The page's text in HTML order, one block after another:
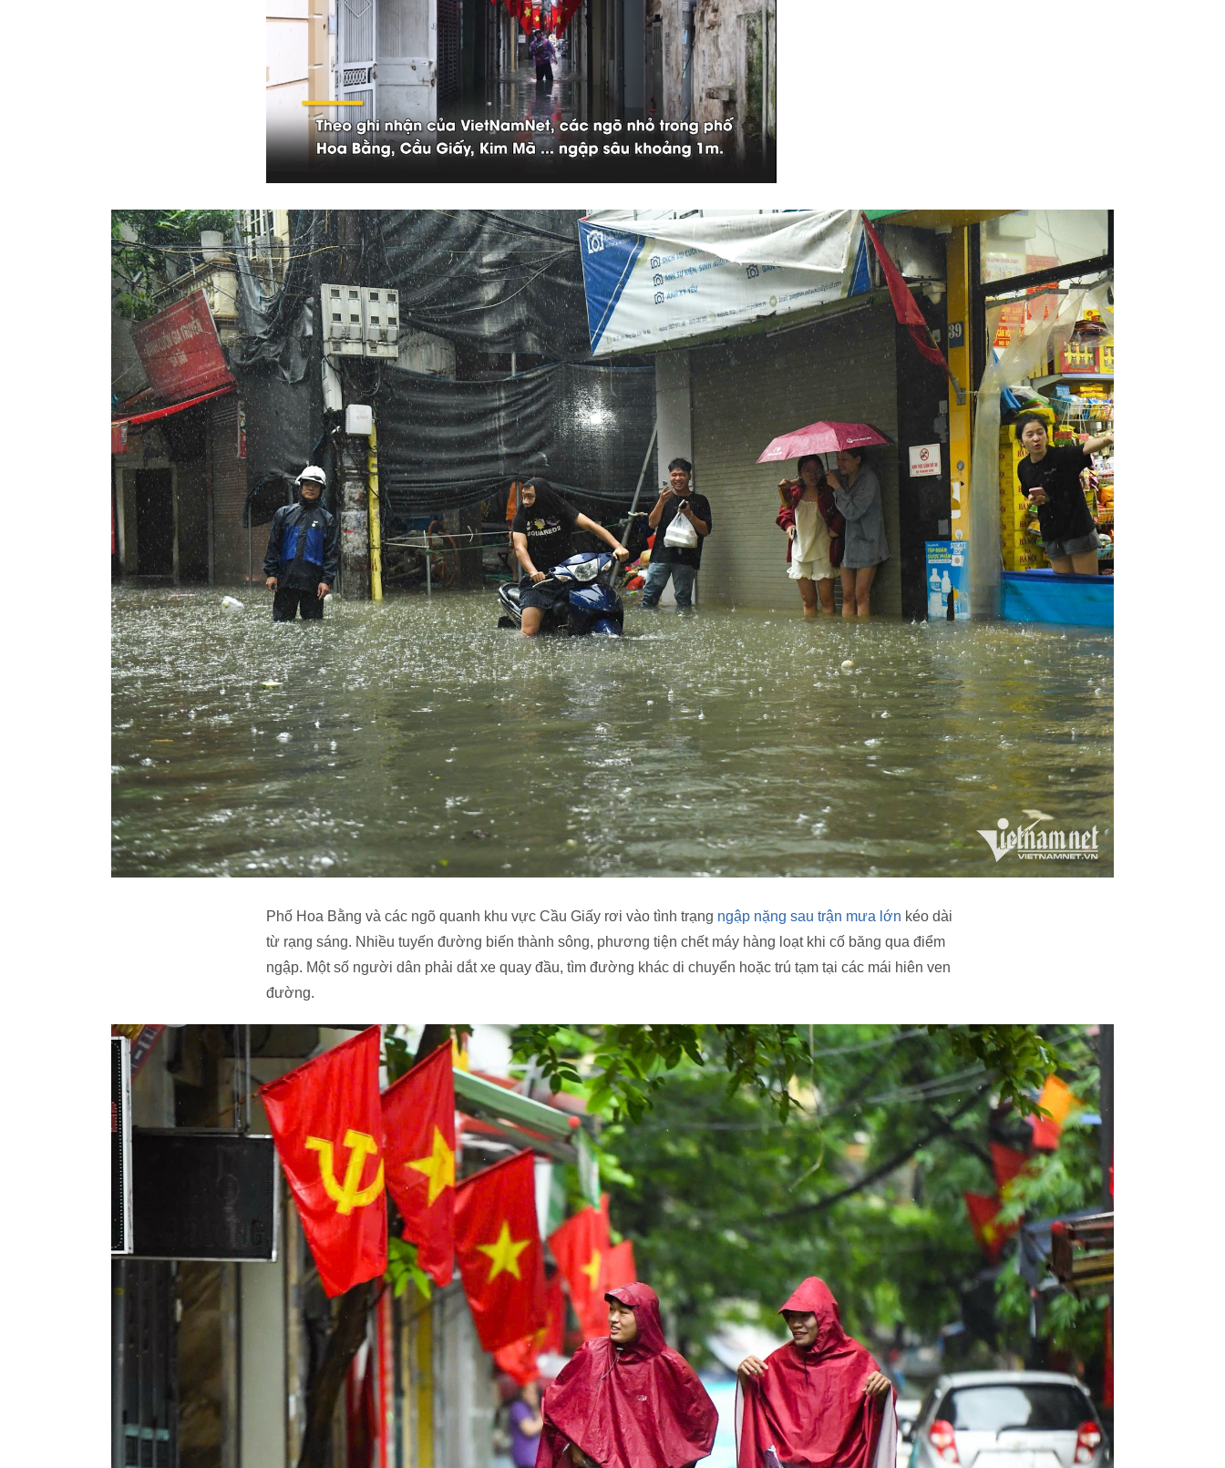
Phố Hoa Bằng và các ngõ quanh khu vực Cầu Giấy rơi vào tình trạng ngập nặng sau trận mưa lớn kéo dài
từ rạng sáng. Nhiều tuyến đường biến thành sông, phương tiện chết máy hàng loạt khi cố băng qua điểm
ngập. Một số người dân phải dắt xe quay đầu, tìm đường khác di chuyển hoặc trú tạm tại các mái hiên ven
đường.